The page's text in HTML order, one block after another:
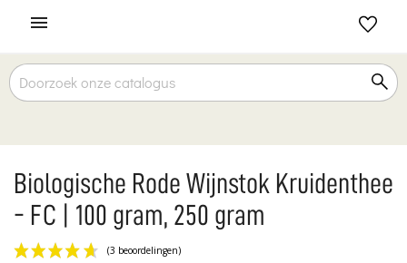

Biologische Rode Wijnstok Kruidenthee
- FC | 100 gram, 250 gram